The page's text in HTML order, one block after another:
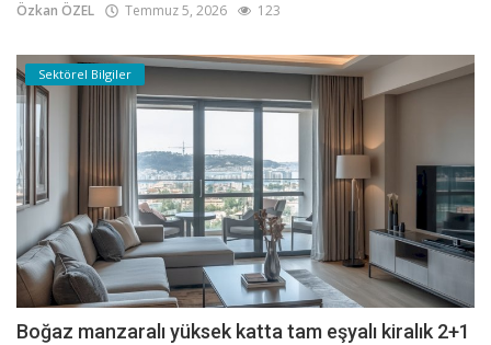
Özkan ÖZEL Temmuz 5, 2026 123
Sektörel Bilgiler
Boğaz manzaralı yüksek katta tam eşyalı kiralık 2+1